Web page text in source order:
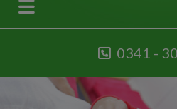
0341 -